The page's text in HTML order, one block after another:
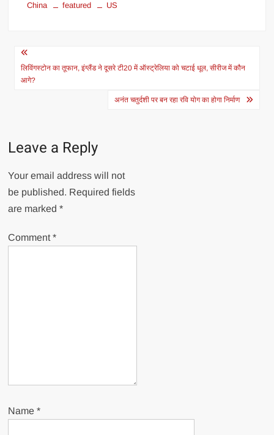
China featured US
Post
navigation
लिविंगस्टोन का तूफान, इंग्लैंड ने दूसरे टी20 में ऑस्ट्रेलिया को चटाई धूल, सीरीज में कौन
आगे?
अनंत चतुर्दशी पर बन रहा रवि योग का होगा निर्माण
Leave a Reply
Your email address will not
be published. Required fields
are marked*
Comment*
Name*